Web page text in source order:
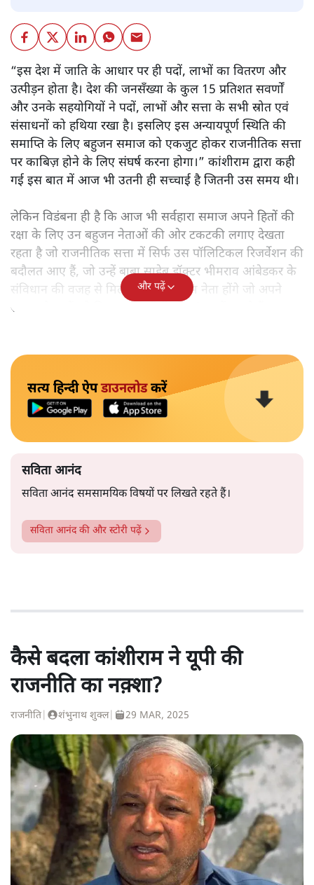
“इस देश में जाति के आधार पर ही पदों, लाभों का वितरण और
उत्पीड़न होता है। देश की जनसँख्या के कुल 15 प्रतिशत सवर्णों
और उनके सहयोगियों ने पदों, लाभों और सत्ता के सभी स्रोत एवं
संसाधनों को हथिया रखा है। इसलिए इस अन्यायपूर्ण स्थिति की
समाप्ति के लिए बहुजन समाज को एकजुट होकर राजनीतिक सत्ता
पर काबिज़ होने के लिए संघर्ष करना होगा।” कांशीराम द्वारा कही
गई इस बात में आज भी उतनी ही सच्चाई है जितनी उस समय थी।
लेकिन विडंबना ही है कि आज भी सर्वहारा समाज अपने हितों की
रक्षा के लिए उन बहुजन नेताओं की ओर टकटकी लगाए देखता
रहता है जो राजनीतिक सत्ता में सिर्फ उस पॉलिटिकल रिजर्वेशन की
बदौलत आए हैं, जो उन्हें बाबा साहेब डॉक्टर भीमराव आंबेडकर के
संविधान की वजह से मिला। ऐसे बहुत कम नेता होंगे जो अपने
समाज के मुद्दों को विधानसभाओं में और संसद में उठाते हैं।
और पढ़ें
सत्य हिन्दी ऐपडाउनलोडकरें
सविता आनंद
सविता आनंद समसामयिक विषयों पर लिखते रहते हैं।
सविता आनंदकी और स्टोरी पढ़ें
कैसे बदला कांशीराम ने यूपी की
राजनीति का नक़्शा?
राजनीति शंभुनाथ शुक्ल| 29 MAR, 2025